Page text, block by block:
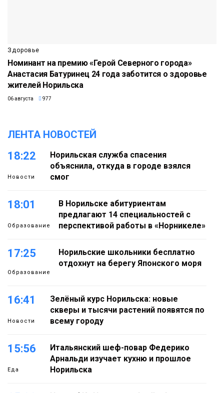
Здоровье
Номинант на премию «Герой Северного города»
Анастасия Батуринец 24 года заботится о здоровье
жителей Норильска
06 августа 977
ЛЕНТА НОВОСТЕЙ
18:22
Новости
Норильская служба спасения
объяснила, откуда в городе взялся
смог
18:01
Образование
В Норильске абитуриентам
предлагают 14 специальностей с
перспективой работы в «Норникеле»
17:25
Образование
Норильские школьники бесплатно
отдохнут на берегу Японского моря
16:41
Новости
Зелёный курс Норильска: новые
скверы и тысячи растений появятся по
всему городу
15:56
Еда
Итальянский шеф-повар Федерико
Арнальди изучает кухню и прошлое
Норильска